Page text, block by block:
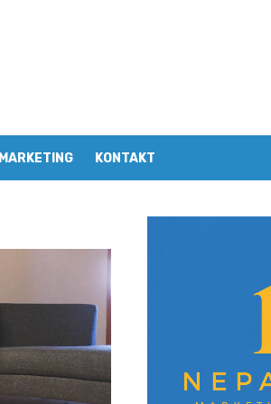
MARKETING KONTAKT